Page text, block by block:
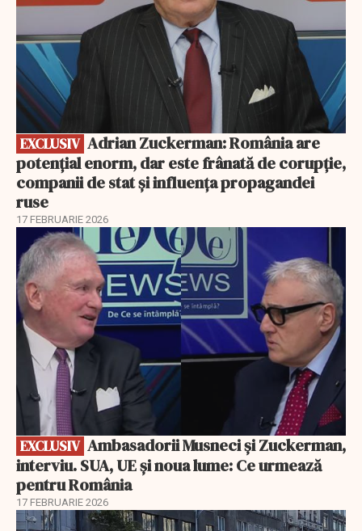
EXCLUSIV
potențial enorm, dar este frânată de corupție,
companii de stat și influența propagandei
ruse
17 FEBRUARIE 2026
EXCLUSIV
EXCLUSIV
interviu. SUA, UE și noua lume: Ce urmează
pentru România
17 FEBRUARIE 2026